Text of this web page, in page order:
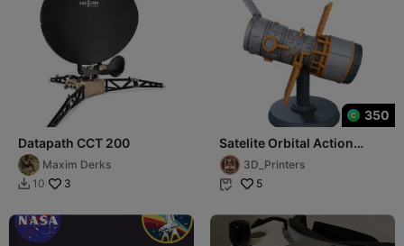
Datapath CCT 200
Maxim Derks
 10 3
350
Satelite Orbital Action
Figure Modelo
Aeroespacial
3D_Printers
 5